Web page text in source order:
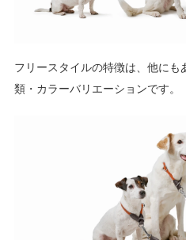
フリースタイルの特徴は、他にも
類・カラーバリエーションです。